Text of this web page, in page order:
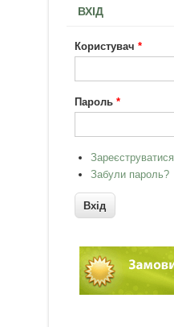
ВХІД
Користувач*
Пароль*
Зареєструватися
Забули пароль?